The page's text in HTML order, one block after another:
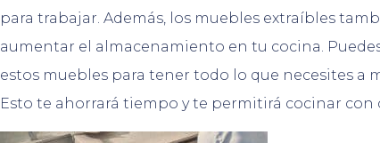
para trabajar. Además, los muebles extraíbles
aumentar el almacenamiento en tu cocina.
estos muebles para tener todo lo que necesites a
Esto te ahorrará tiempo y te permitirá cocinar con